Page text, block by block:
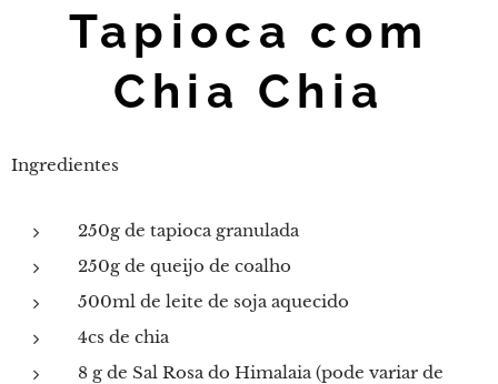
Tapioca com
Chia Chia
Ingredientes
250g de tapioca granulada
250g de queijo de coalho
500ml de leite de soja aquecido
4cs de chia
8 g de Sal Rosa do Himalaia (pode variar de